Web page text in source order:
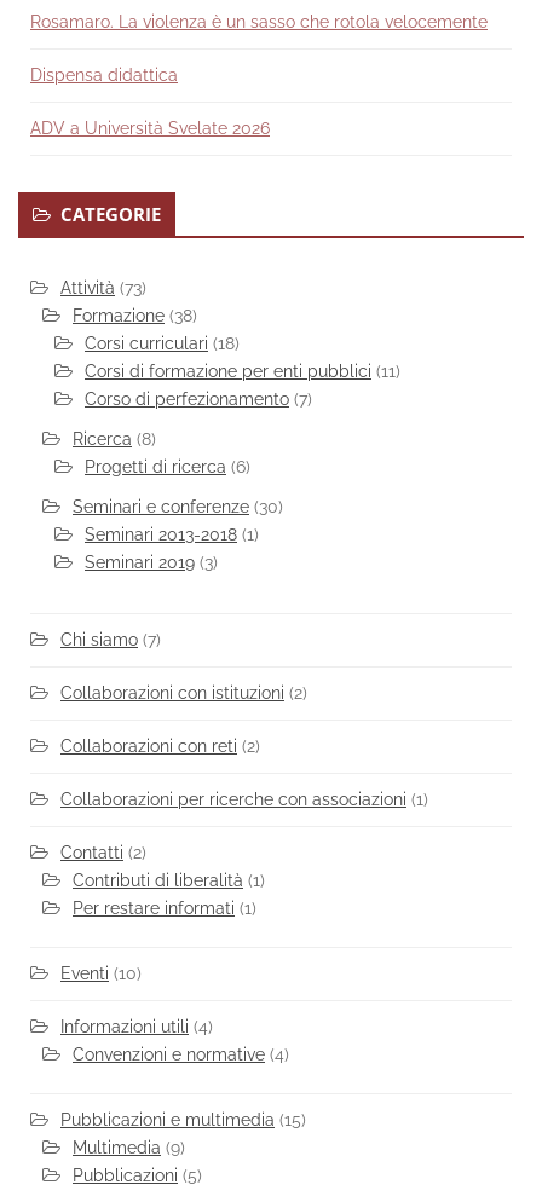
Rosamaro. La violenza è un sasso che rotola velocemente
Dispensa didattica
ADV a Università Svelate 2026
CATEGORIE
Attività (73)
Formazione (38)
Corsi curriculari (18)
Corsi di formazione per enti pubblici (11)
Corso di perfezionamento (7)
Ricerca (8)
Progetti di ricerca (6)
Seminari e conferenze (30)
Seminari 2013-2018 (1)
Seminari 2019 (3)
Chi siamo (7)
Collaborazioni con istituzioni (2)
Collaborazioni con reti (2)
Collaborazioni per ricerche con associazioni (1)
Contatti (2)
Contributi di liberalità (1)
Per restare informati (1)
Eventi (10)
Informazioni utili (4)
Convenzioni e normative (4)
Pubblicazioni e multimedia (15)
Multimedia (9)
Pubblicazioni (5)